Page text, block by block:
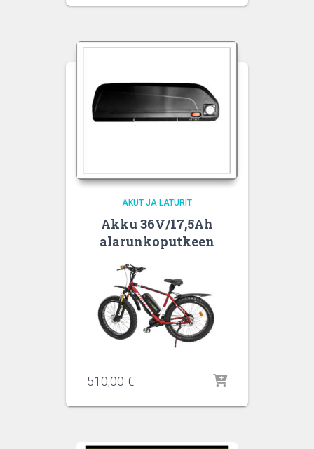
AKUT JA LATURIT
Akku 36V/17,5Ah
alarunkoputkeen
510,00 €